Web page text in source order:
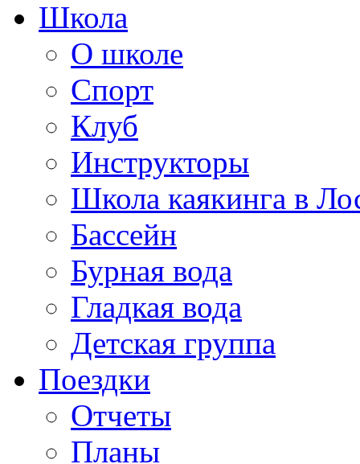
Школа
О школе
Спорт
Клуб
Инструкторы
Школа каякинга в
Бассейн
Бурная вода
Гладкая вода
Детская группа
Поездки
Отчеты
Планы